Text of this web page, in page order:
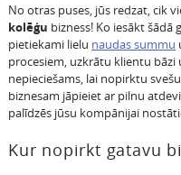
No otras puses, jūs redzat, cik
kolēģu bizness! Ko iesākt šādā
pietiekami lielu naudas summu
procesiem, uzkrātu klientu
nepieciešams, lai nopirktu
biznesam jāpieiet ar pilnu
palīdzēs jūsu kompānijai
Kur nopirkt gatavu